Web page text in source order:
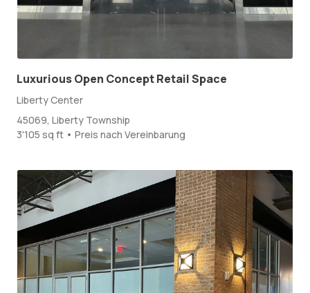
Luxurious Open Concept Retail Space
Liberty Center
45069, Liberty Township
3'105 sq ft • Preis nach Vereinbarung